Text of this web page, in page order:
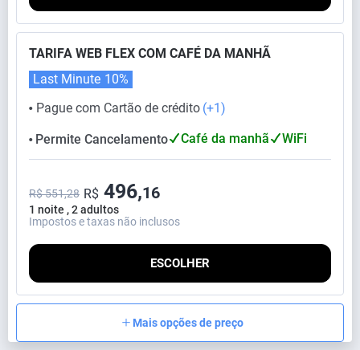
TARIFA WEB FLEX COM CAFÉ DA MANHÃ
⬤ Pague com Cartão de crédito (+1)
Last Minute 10%
⬤ Permite Cancelamento Café da manhã WiFi
1 noite , 2 adultos
R$ 551,28 R$ 496,16
Impostos e taxas não inclusos
ESCOLHER
Mais opções de preço